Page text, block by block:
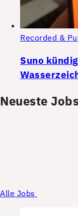
Recorded &
Suno
Neueste
Alle Jobs